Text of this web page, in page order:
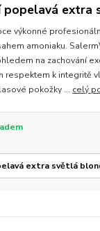
popelavá extra
výkonné
amoniaku.
na zachování
respektem k integritě
pokožky ... celý